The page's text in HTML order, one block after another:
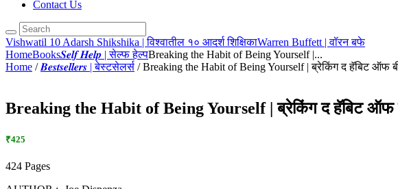
Contact Us
Vishwatil 10 Adarsh Shikshika | विश्वातील १० आदर्श शिक्षिकाWarren Buffett | वॉरन बफे
HomeBooks𝑺𝒆𝒍𝒇 𝑯𝒆𝒍𝒑 | सेल्फ हेल्पBreaking the Habit of Being Yourself |...
Home /𝑩𝒆𝒔𝒕𝒔𝒆𝒍𝒍𝒆𝒓𝒔 | बेस्टसेलर्स / Breaking the Habit of Being Yourself | ब्रेकिंग द हॅबिट ऑफ
Breaking the Habit of Being Yourself | ब्रेकिंग द हॅबिट ऑफ
₹425
424 Pages